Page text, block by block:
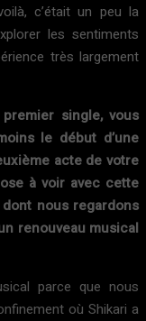
c’était un peu la
les sentiments
très largement
single, vous
le début d’une
acte de votre
à voir avec cette
nous regardons
renouveau musical
parce que nous
où Shikari a